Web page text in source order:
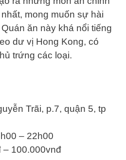
mong muốn sự hài
ăn này khá nổi tiếng
dư vị Hong Kong, có
trứng các loại.
Trãi, p.7, quận 5, tp
– 22h00
– 100.000vnđ